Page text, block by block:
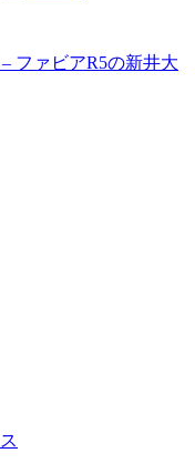
ファビアR5の新井大